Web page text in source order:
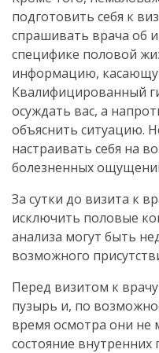
подготовить себя к
спрашивать врача об
специфике половой
информацию,
Квалифицированный
осуждать вас, а
объяснить ситуацию.
настраивать себя на
болезненных
За сутки до визита к
исключить половые
анализа могут быть
возможного
Перед визитом к
пузырь и, по
время осмотра они
состояние